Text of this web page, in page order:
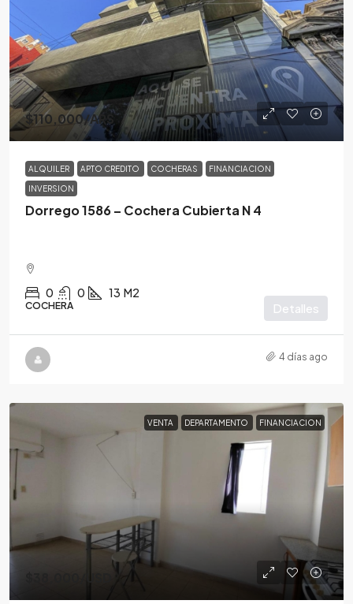
$110,000/ARS
ALQUILER APTO CREDITO COCHERAS FINANCIACION
INVERSION
Dorrego 1586 – Cochera Cubierta N 4
0 0 13 M2
COCHERA Detalles
4 días ago
VENTA DEPARTAMENTO FINANCIACION